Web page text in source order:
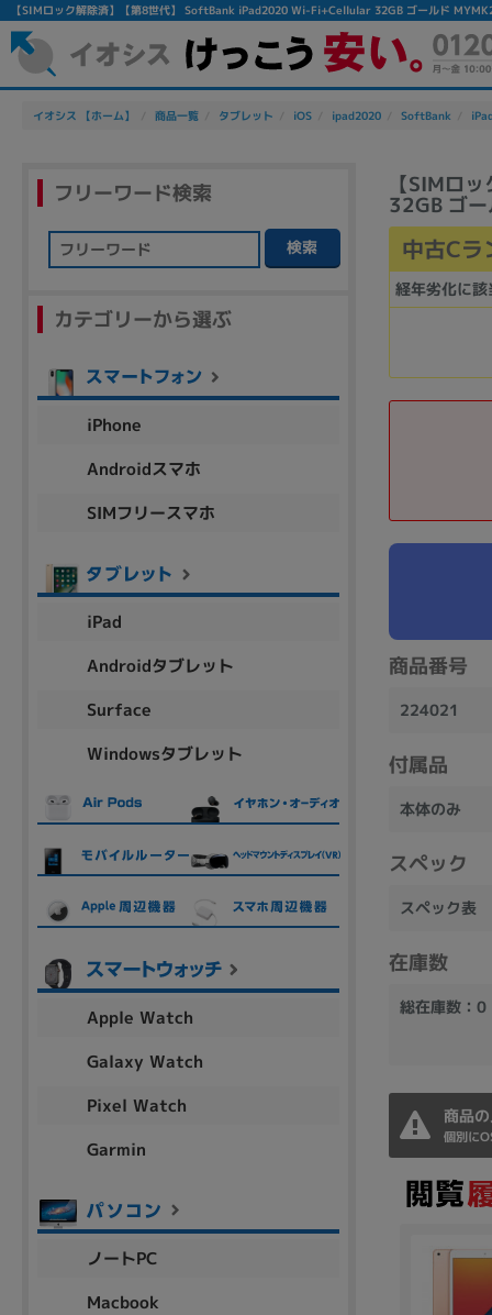
【SIMロック解除済】【第8世代】 SoftBank iPad2020 Wi-Fi+Cellular 32GB ゴールド
イオシス 【ホーム】 商品一覧 タブレット iOS ipad2020 SoftBank
【SIMロ
32GB ゴ
中古Cラ
経年劣化に該
商品番号
224021
付属品
本体のみ
スペック
スペック表
在庫数
総在庫数：0
商品
個別に
フリーワード検索
検索
カテゴリーから選ぶ
iPhone
Androidスマホ
SIMフリースマホ
iPad
Androidタブレット
Surface
Windowsタブレット
Apple Watch
Galaxy Watch
Pixel Watch
Garmin
ノートPC
Macbook
除外ワード
人気の検索ワード：Let's note EliteBook
商品シリーズ名・ブランド名の絞り込み。
Thinkpad
aspire Inspiron
商品の搭載機能による絞り込み
Webカメラ内蔵
ランク
商品状態の絞り込み
新品/未使用 中古 新品 Aランク
容量
~